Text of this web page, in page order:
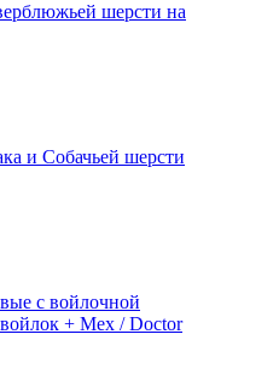
шерсти на
и Собачьей шерсти
с войлочной
+ Мех / Doctor